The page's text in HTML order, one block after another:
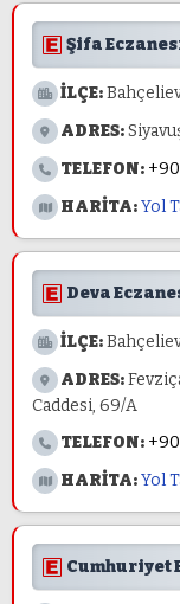
Şifa
İLÇE:
ADRES:
TELEFON:
HARİTA:Yol
Deva
İLÇE:
ADRES:
Caddesi, 69/A
TELEFON:
HARİTA:Yol
Cumhuriyet